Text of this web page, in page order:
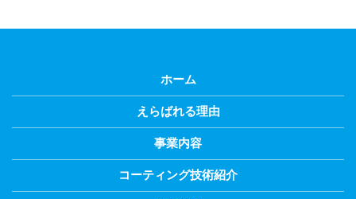
ホーム
えらばれる理由
事業内容
コーティング技術紹介